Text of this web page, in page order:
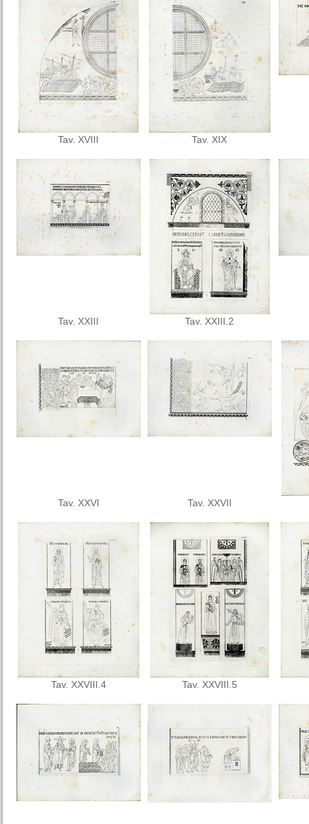
Tav. XVIII Tav. XIX
Tav. XXIII Tav. XXIII.2
Tav. XXVI Tav. XXVII
Tav. XXVIII.4 Tav. XXVIII.5